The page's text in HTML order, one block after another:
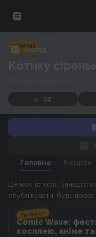
Назад
РОМАН
Котику
32
Головне Розділи
Це моя історія, занадто
опублікувати, будь
Гік-фест
Comic Wave:
косплею, аніме та